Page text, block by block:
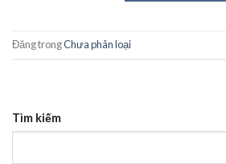
Đăng trongChưa phân loại
Tìm kiếm